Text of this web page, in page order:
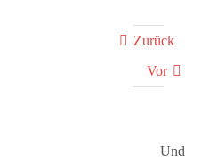
Zurück
Vor
Und